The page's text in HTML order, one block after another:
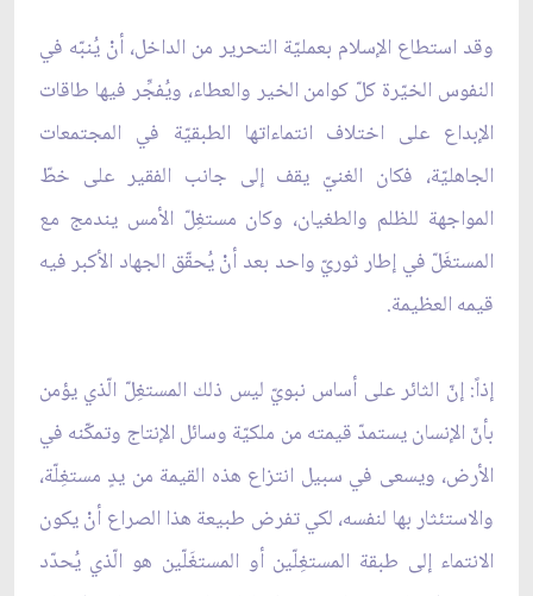
وقد استطاع الإسلام بعمليّة التحرير من الداخل، أنْ يُنبّه في
النفوس الخيّرة كلّ كوامن الخير والعطاء، ويُفجِّر فيها طاقات
الإبداع على اختلاف انتماءاتها الطبقيّة في المجتمعات
الجاهليّة، فكان الغنيّ يقف إلى جانب الفقير على خطّ
المواجهة للظلم والطغيان، وكان مستغِلّ الأمس يندمج مع
المستغَلّ في إطار ثوريّ واحد بعد أنْ يُحقّق الجهاد الأكبر فيه
قيمه العظيمة.
إذاً: إنّ الثائر على أساس نبويّ ليس ذلك المستغِلّ الّذي يؤمن
بأنّ الإنسان يستمدّ قيمته من ملكيّة وسائل الإنتاج وتمكّنه في
الأرض، ويسعى في سبيل انتزاع هذه القيمة من يدٍ مستغِلّة،
والاستئثار بها لنفسه، لكي تفرض طبيعة هذا الصراع أنْ يكون
الانتماء إلى طبقة المستغِلّين أو المستغَلّين هو الّذي يُحدّد